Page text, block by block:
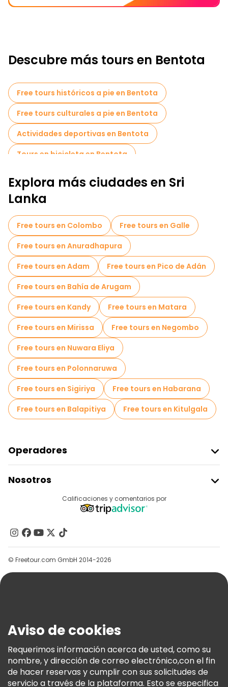
Descubre más tours en Bentota
Free tours históricos a pie en Bentota
Free tours culturales a pie en Bentota
Actividades deportivas en Bentota
Tours en bicicleta en Bentota
Explora más ciudades en Sri
Lanka
Free tours en Colombo
Free tours en Galle
Free tours en Anuradhapura
Free tours en Adam
Free tours en Pico de Adán
Free tours en Bahía de Arugam
Free tours en Kandy
Free tours en Matara
Free tours en Mirissa
Free tours en Negombo
Free tours en Nuwara Eliya
Free tours en Polonnaruwa
Free tours en Sigiriya
Free tours en Habarana
Free tours en Balapitiya
Free tours en Kitulgala
Operadores
Acceder Como Proveedor
Programa De Afiliados
Nosotros
Contacto
Grupos
Ayuda
Términos E Información Legal
Política De Cookies
Freetour Premios
Programa De Fidelidad
Calificaciones y comentarios por
© Freetour.com GmbH 2014-2026
Aviso de cookies
Requerimos información acerca de usted, como su
nombre, y dirección de correo electrónico,con el fin
de hacer reservas y cumplir con sus solicitudes de
servicio a través de la plataforma. Esto se especifica